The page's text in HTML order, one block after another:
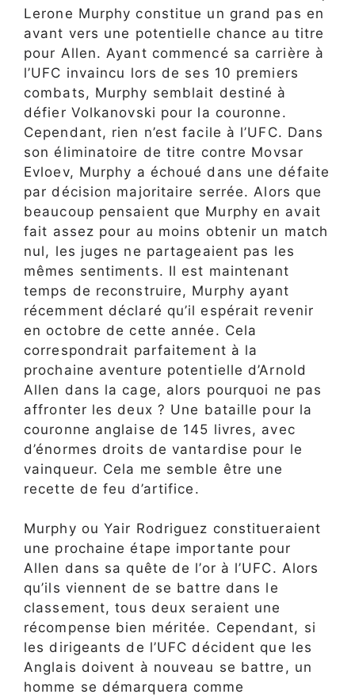
Lerone Murphy constitue un grand pas en
avant vers une potentielle chance au titre
pour Allen. Ayant commencé sa carrière à
l’UFC invaincu lors de ses 10 premiers
combats, Murphy semblait destiné à
défier Volkanovski pour la couronne.
Cependant, rien n’est facile à l’UFC. Dans
son éliminatoire de titre contre Movsar
Evloev, Murphy a échoué dans une défaite
par décision majoritaire serrée. Alors que
beaucoup pensaient que Murphy en avait
fait assez pour au moins obtenir un match
nul, les juges ne partageaient pas les
mêmes sentiments. Il est maintenant
temps de reconstruire, Murphy ayant
récemment déclaré qu’il espérait revenir
en octobre de cette année. Cela
correspondrait parfaitement à la
prochaine aventure potentielle d’Arnold
Allen dans la cage, alors pourquoi ne pas
affronter les deux ? Une bataille pour la
couronne anglaise de 145 livres, avec
d’énormes droits de vantardise pour le
vainqueur. Cela me semble être une
recette de feu d’artifice.
Murphy ou Yair Rodriguez constitueraient
une prochaine étape importante pour
Allen dans sa quête de l’or à l’UFC. Alors
qu’ils viennent de se battre dans le
classement, tous deux seraient une
récompense bien méritée. Cependant, si
les dirigeants de l’UFC décident que les
Anglais doivent à nouveau se battre, un
homme se démarquera comme